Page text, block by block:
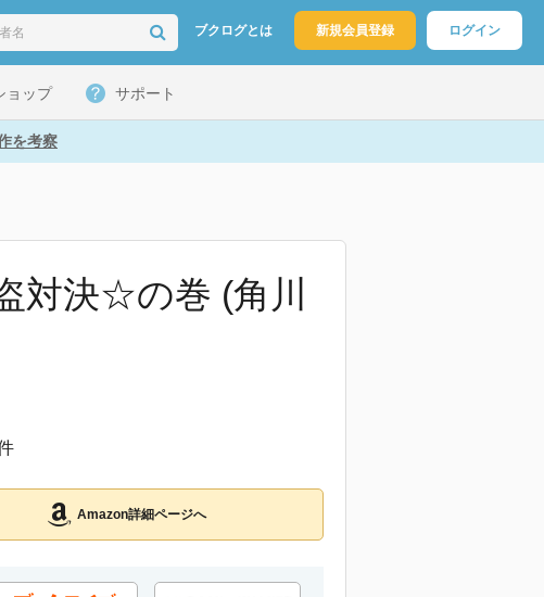
ブクログとは 新規会員登録 ログイン
ョップ サポート
を考察
対決☆の巻 (角川
Amazon詳細ページへ